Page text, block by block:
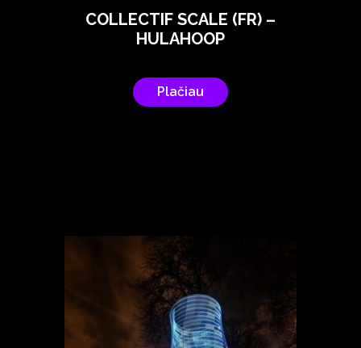
COLLECTIF SCALE (FR) –
HULAHOOP
Plačiau